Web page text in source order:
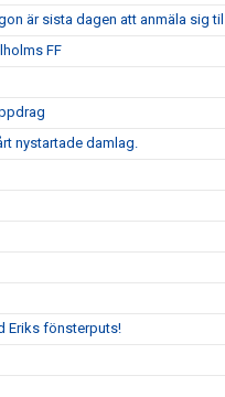
är sista dagen att anmäla sig til
FF
nystartade damlag.
Eriks fönsterputs!